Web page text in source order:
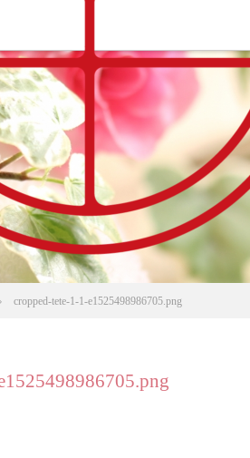
cropped-tete-1-1-e1525498986705.png